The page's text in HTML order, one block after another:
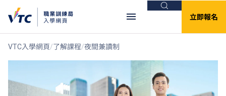
搜尋
立即報名
VTC入學網頁 了解課程 夜間兼讀制